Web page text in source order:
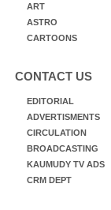
ART
ASTRO
CARTOONS
CONTACT US
EDITORIAL
ADVERTISMENTS
CIRCULATION
BROADCASTING
KAUMUDY TV ADS
CRM DEPT